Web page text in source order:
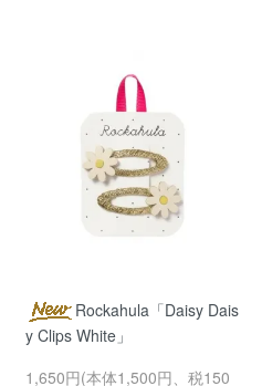
Rockahula「Daisy Dais
y Clips White」
1,650円(本体1,500円、税150